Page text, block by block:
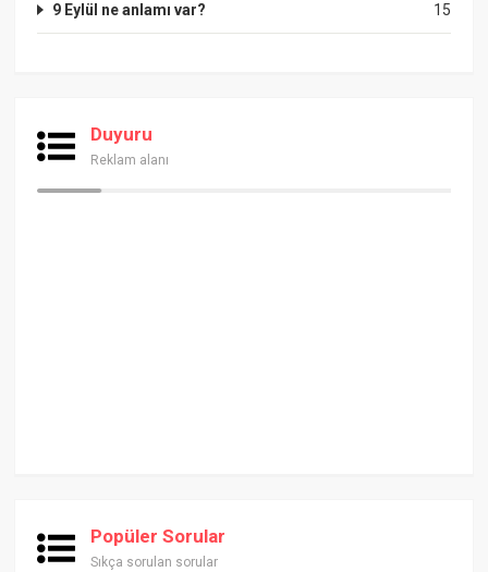
15
9 Eylül ne anlamı var?
Duyuru
Reklam alanı
Popüler Sorular
Sıkça sorulan sorular